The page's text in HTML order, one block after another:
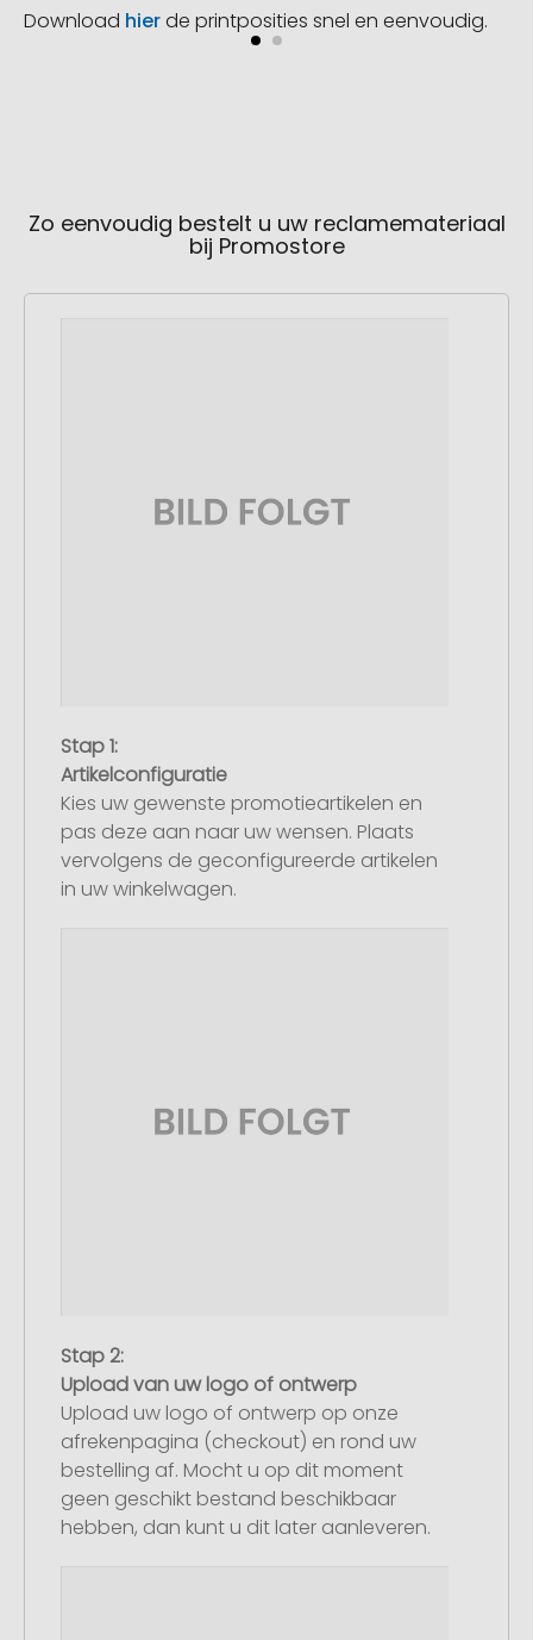
Download hierde printposities snel en eenvoudig.
Zo eenvoudig bestelt u uw reclamemateriaal
bij Promostore
Stap 1:
Artikelconfiguratie
Kies uw gewenste promotieartikelen en
pas deze aan naar uw wensen. Plaats
vervolgens de geconfigureerde artikelen
in uw winkelwagen.
Stap 2:
Upload van uw logo of ontwerp
Upload uw logo of ontwerp op onze
afrekenpagina (checkout) en rond uw
bestelling af. Mocht u op dit moment
geen geschikt bestand beschikbaar
hebben, dan kunt u dit later aanleveren.